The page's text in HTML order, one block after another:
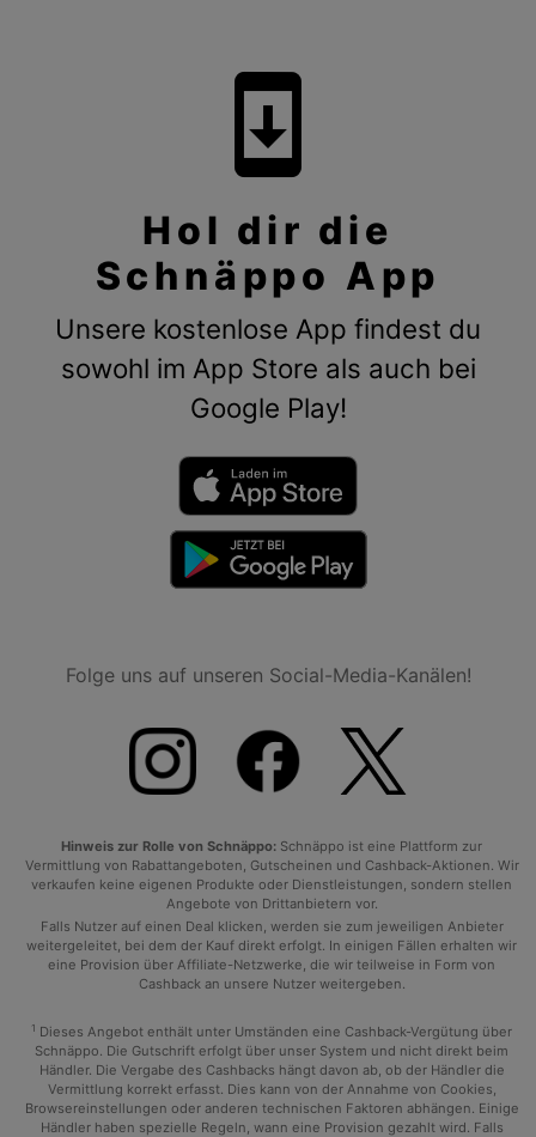
system_update
Hol dir die
Schnäppo App
Unsere kostenlose App findest du
sowohl im App Store als auch bei
Google Play!
Folge uns auf unseren Social-Media-Kanälen!
Hinweis zur Rolle von Schnäppo: Schnäppo ist eine Plattform zur
Vermittlung von Rabattangeboten, Gutscheinen und Cashback-Aktionen. Wir
verkaufen keine eigenen Produkte oder Dienstleistungen, sondern stellen
Angebote von Drittanbietern vor.
Falls Nutzer auf einen Deal klicken, werden sie zum jeweiligen Anbieter
weitergeleitet, bei dem der Kauf direkt erfolgt. In einigen Fällen erhalten wir
eine Provision über Affiliate-Netzwerke, die wir teilweise in Form von
Cashback an unsere Nutzer weitergeben.
1 Dieses Angebot enthält unter Umständen eine Cashback-Vergütung über
Schnäppo. Die Gutschrift erfolgt über unser System und nicht direkt beim
Händler. Die Vergabe des Cashbacks hängt davon ab, ob der Händler die
Vermittlung korrekt erfasst. Dies kann von der Annahme von Cookies,
Browsereinstellungen oder anderen technischen Faktoren abhängen. Einige
Händler haben spezielle Regeln, wann eine Provision gezahlt wird. Falls